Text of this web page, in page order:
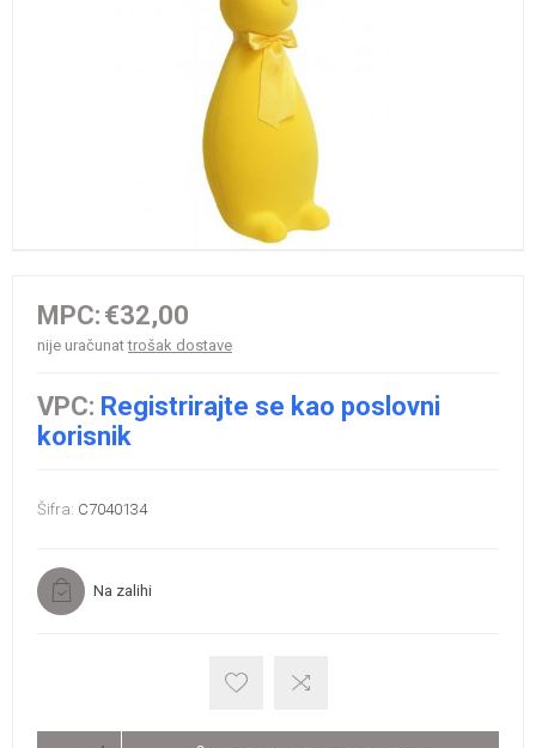
MPC: €32,00
nije uračunattrošak dostave
VPC: Registrirajte se kao poslovni
korisnik
Šifra: C7040134
Na zalihi